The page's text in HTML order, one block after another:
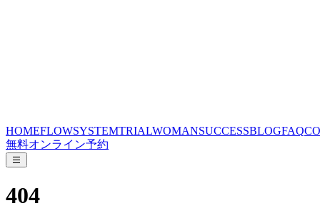
HOMEFLOWSYSTEMTRIALWOMANSUCCESSBLOGFAQ
無料オンライン予約
404